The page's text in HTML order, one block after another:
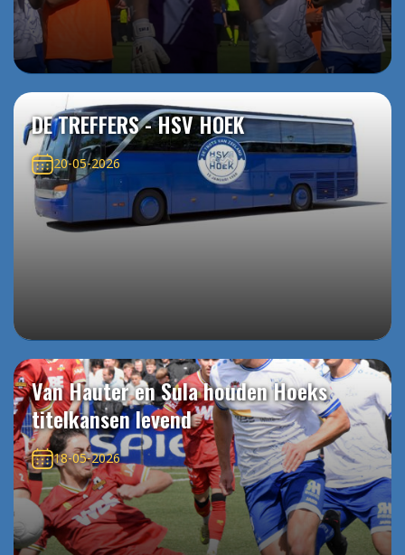
DE TREFFERS - HSV HOEK
20-05-2026
Van Hauter en Sula houden Hoeks
titelkansen levend
18-05-2026